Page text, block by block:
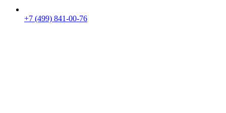
+7 (499) 841-00-76